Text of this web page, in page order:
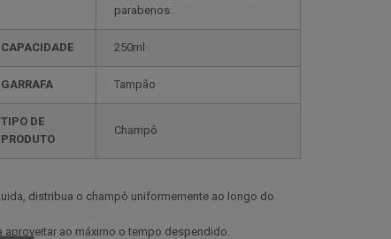
parabenos.
CAPACIDADE 250ml
GARRAFA Tampão
TIPO DE
PRODUTO
Champô
distribua o champô uniformemente ao longo do
ao máximo o tempo despendido.